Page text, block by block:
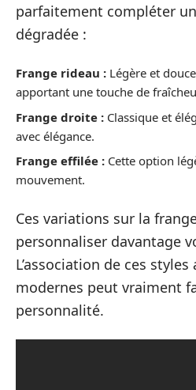
parfaitement compléter
dégradée :
Frange rideau : Légère et
apportant une touche de
Frange droite : Classique et
avec élégance.
Frange effilée : Cette option
mouvement.
Ces variations sur la
personnaliser davantage
L’association de ces
modernes peut vraiment
personnalité.